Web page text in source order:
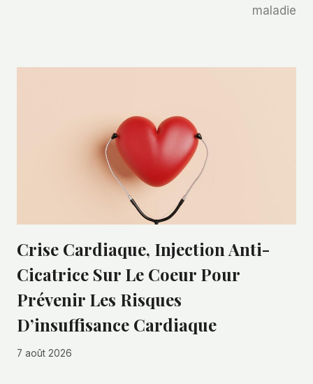
maladie
Crise Cardiaque, Injection Anti-
Cicatrice Sur Le Coeur Pour
Prévenir Les Risques
D’insuffisance Cardiaque
7 août 2026